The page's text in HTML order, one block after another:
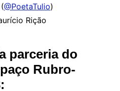
@PoetaTulio)
Rição
parceria do
Rubro-